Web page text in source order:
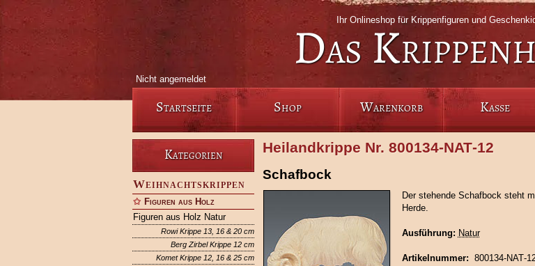
Ihr Onlineshop für Krippenfiguren und
Das
Nicht angemeldet
Startseite Shop Warenkorb Kasse
Kategorien
Weihnachtskrippen
Figuren aus Holz
Figuren aus Holz Natur
Rowi Krippe 13, 16 & 20 cm
Berg Zirbel Krippe 12 cm
Komet Krippe 12, 16 & 25 cm
Heilandkrippe Nr. 800134‑NAT‑12
Schafbock
Der stehende Schafbock steht
Herde.
Ausführung: Natur
Artikelnummer: